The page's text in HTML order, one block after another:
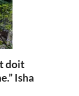
doit
” Isha